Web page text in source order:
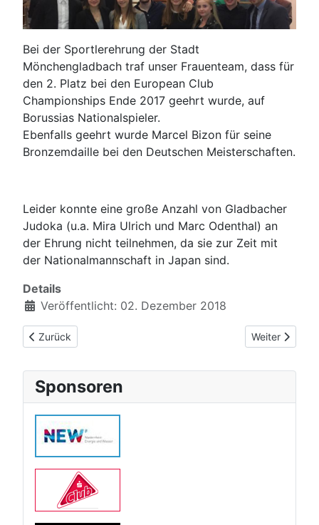
Bei der Sportlerehrung der Stadt
Mönchengladbach traf unser Frauenteam, dass für
den 2. Platz bei den European Club
Championships Ende 2017 geehrt wurde, auf
Borussias Nationalspieler.
Ebenfalls geehrt wurde Marcel Bizon für seine
Bronzemdaille bei den Deutschen Meisterschaften.
Leider konnte eine große Anzahl von Gladbacher
Judoka (u.a. Mira Ulrich und Marc Odenthal) an
der Ehrung nicht teilnehmen, da sie zur Zeit mit
der Nationalmannschaft in Japan sind.
Details
Veröffentlicht: 02. Dezember 2018
Vorheriger Beitrag: Weihnachtsworkshop 2018
Zurück Nächster
Weiter
Sponsoren